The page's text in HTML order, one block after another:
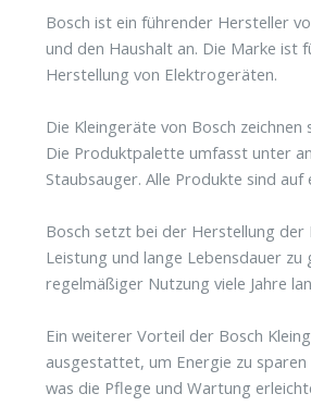
Bosch ist ein führender Hersteller
und den Haushalt an. Die Marke ist
Herstellung von Elektrogeräten.
Die Kleingeräte von Bosch
Die Produktpalette umfasst unter
Staubsauger. Alle Produkte sind
Bosch setzt bei der Herstellung
Leistung und lange Lebensdauer
regelmäßiger Nutzung viele Jahre
Ein weiterer Vorteil der Bosch
ausgestattet, um Energie zu
was die Pflege und Wartung